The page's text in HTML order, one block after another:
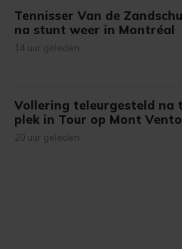
Tennisser Van de
na stunt weer in Montréal
14 uur geleden
Vollering teleurgesteld na
plek in Tour op Mont
20 uur geleden